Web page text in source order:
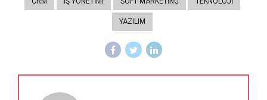
YAZILIM